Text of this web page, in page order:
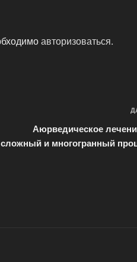
авторизоваться.
Аюрведическое
сложный и многогранный